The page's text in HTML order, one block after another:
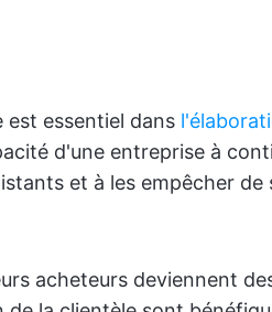
essentiel dans
d'une entreprise à
et à les empêcher de
acheteurs deviennent